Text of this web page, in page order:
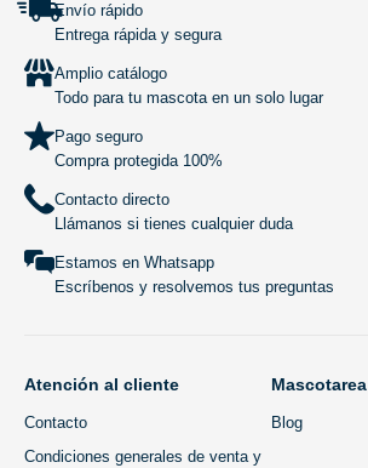
Envío rápido
Entrega rápida y segura
Amplio catálogo
Todo para tu mascota en un solo lugar
Pago seguro
Compra protegida 100%
Contacto directo
Llámanos si tienes cualquier duda
Estamos en Whatsapp
Escríbenos y resolvemos tus preguntas
Atención al cliente
Contacto
Condiciones generales de venta y
Mascotarea
Blog